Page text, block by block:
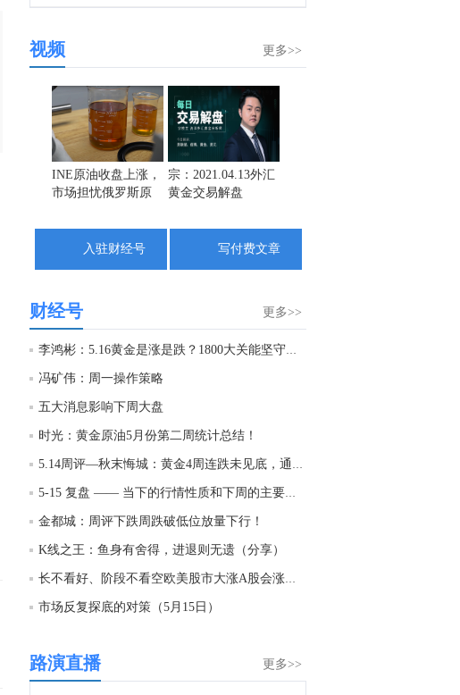
22:23:09
22:15:10
21:59:12
金十数据8月8日讯，英国海上贸易行动办公室（UKMTO）当地时间8日收到报告称，阿曼海塞卜以东18海里处发生一起突发事件。经核实的消息来源报告称，一艘船只遭“不明投射物”击中并引发火灾，目前火势已被扑灭。消息称船员均安全。有关部门正在对事件展开调查。英国海上贸易行动办公室建议过往船只谨慎航行。
欢迎查看今日快讯信息
20:46:52
更多>>
视频
INE原油收盘上涨，
市场担忧俄罗斯原
宗：2021.04.13外汇
黄金交易解盘
入驻财经号 写付费文章
更多>>
财经号
李鸿彬：5.16黄金是涨是跌？1800大关能坚守吗？走势分析
冯矿伟：周一操作策略
五大消息影响下周大盘
时光：黄金原油5月份第二周统计总结！
5.14周评—秋末悔城：黄金4周连跌未见底，通道酿最后一跌
5-15 复盘 —— 当下的行情性质和下周的主要机会
金都城：周评下跌周跌破低位放量下行！
K线之王：鱼身有舍得，进退则无遗（分享）
长不看好、阶段不看空欧美股市大涨A股会涨吗？
市场反复探底的对策（5月15日）
更多>>
路演直播